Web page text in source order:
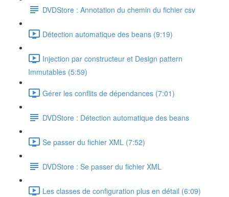
DVDStore : Annotation du chemin du fichier csv
Détection automatique des beans (9:19)
Injection par constructeur et Design pattern
Immutables (5:59)
Gérer les conflits de dépendances (7:01)
DVDStore : Détection automatique des beans
Se passer du fichier XML (7:52)
DVDStore : Se passer du fichier XML
Les classes de configuration plus en détail (6:09)